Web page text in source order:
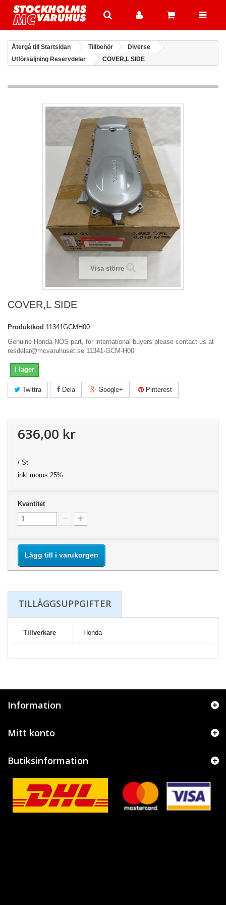
Återgå till Startsidan Tillbehör
Diverse
Utförsäljning Reservdelar
COVER,L SIDE
Visa större
COVER,L SIDE
Produktkod 11341GCMH00
Genuine Honda NOS part, for international buyers please contact us at
resdelar@mcvaruhuset.se 11341-GCM-H00
I lager
Twittra Dela Google+ Pinterest
636,00 kr
/ St
inkl moms 25%
Kvantitet
Lägg till i varukorgen
TILLÄGGSUPPGIFTER
Tillverkare Honda
Information
Mitt konto
Butiksinformation